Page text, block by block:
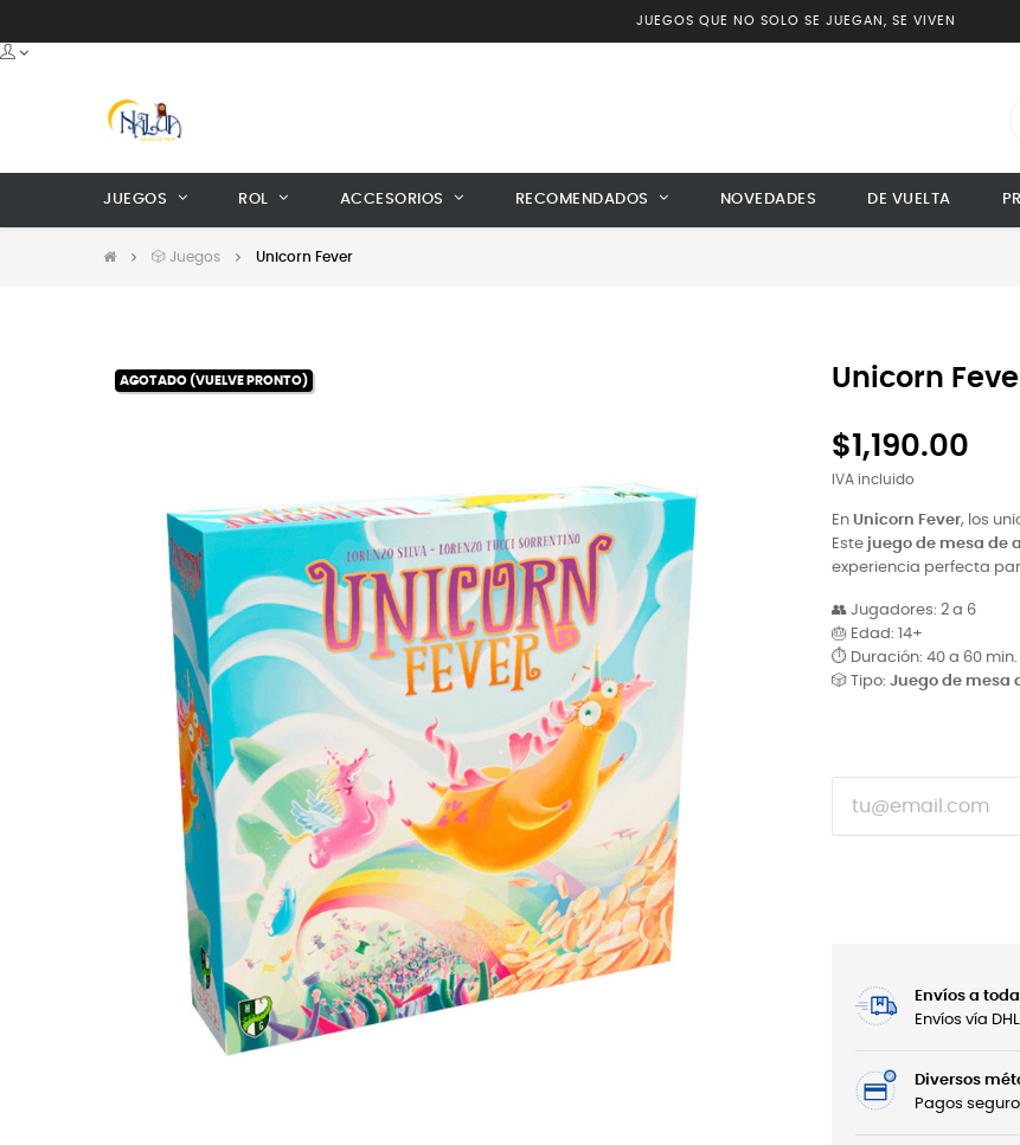
JUEGOS QUE NO SOLO SE JUEGAN, SE VIVEN
JUEGOS ROL ACCESORIOS RECOMENDADOS NOVEDADES DE VUELTA
🎲 Juegos Unicorn Fever
AGOTADO (VUELVE PRONTO) Unicorn
$1,190.00
IVA incluido
En Unicorn Fever, los
Este juego de mesa de
experiencia perfecta
👥 Jugadores: 2 a 6
🎂 Edad: 14+
⏱ Duración: 40 a 60 min.
🎲 Tipo: Juego de mesa
Envíos a
Envíos vía
Diversos
Pagos